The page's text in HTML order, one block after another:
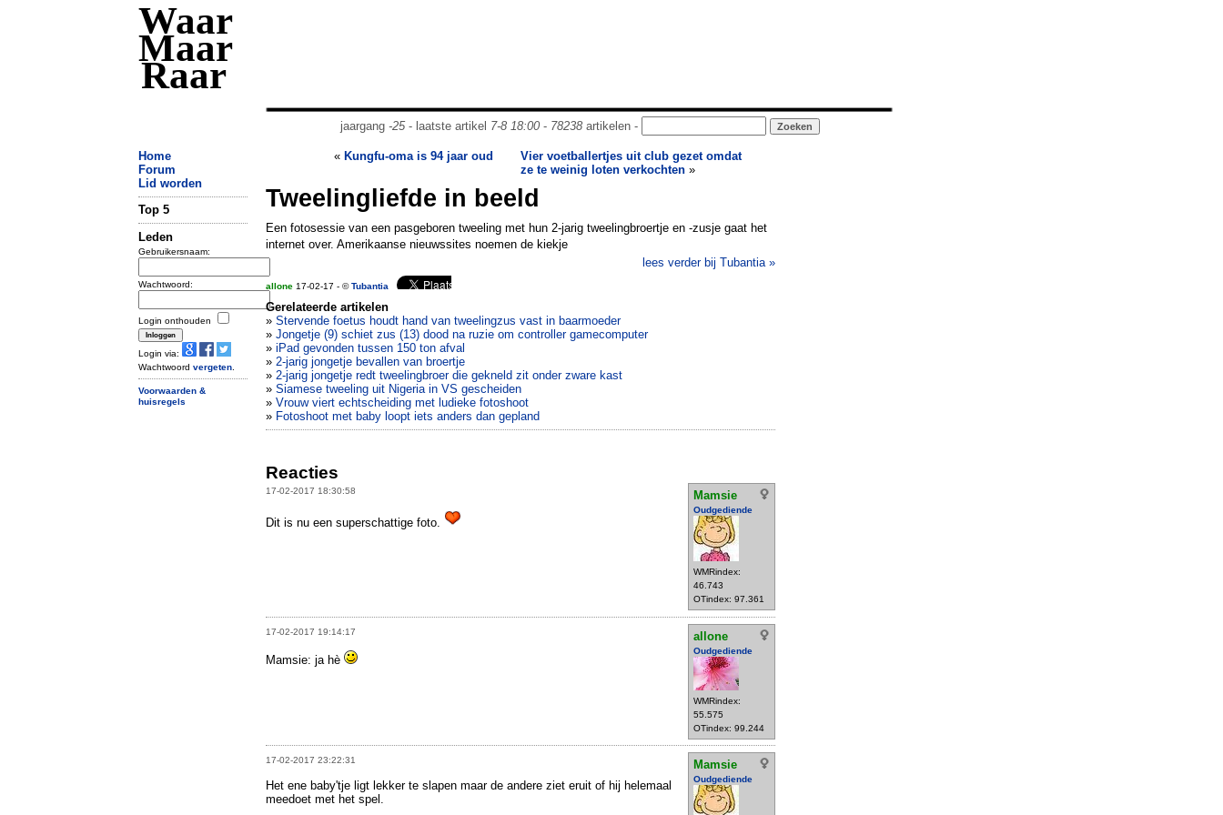
Waar
Maar
Raar
jaargang -25- laatste artikel 7-8 18:00- 78238artikelen -
Home
Forum
Lid worden
Top 5
Leden
Gebruikersnaam:
Wachtwoord:
Login onthouden
Login via:
Wachtwoord vergeten
Voorwaarden &
huisregels
« Kungfu-oma is 94 jaar oud
Vier voetballertjes uit club gezet omdat
ze te weinig loten verkochten »
Tweelingliefde in beeld
Een fotosessie van een pasgeboren tweeling met hun 2-jarig tweelingbroertje en -zusje gaat het
internet over. Amerikaanse nieuwssites noemen de kiekje
lees verder bij Tubantia »
allone 17-02-17 - ©Tubantia
Gerelateerde artikelen
» Stervende foetus houdt hand van tweelingzus vast in baarmoeder
» Jongetje (9) schiet zus (13) dood na ruzie om controller gamecomputer
» iPad gevonden tussen 150 ton afval
» 2-jarig jongetje bevallen van broertje
» 2-jarig jongetje redt tweelingbroer die gekneld zit onder zware kast
» Siamese tweeling uit Nigeria in VS gescheiden
» Vrouw viert echtscheiding met ludieke fotoshoot
» Fotoshoot met baby loopt iets anders dan gepland
Reacties
17-02-2017 18:30:58 Mamsie
Oudgediende
WMRindex:
46.743
OTindex: 97.361
Dit is nu een superschattige foto.
17-02-2017 19:14:17 allone
Oudgediende
WMRindex:
55.575
OTindex: 99.244
Mamsie: ja hè
17-02-2017 23:22:31 Mamsie
Oudgediende
Het ene baby'tje ligt lekker te slapen maar de andere ziet eruit of hij helemaal
meedoet met het spel.